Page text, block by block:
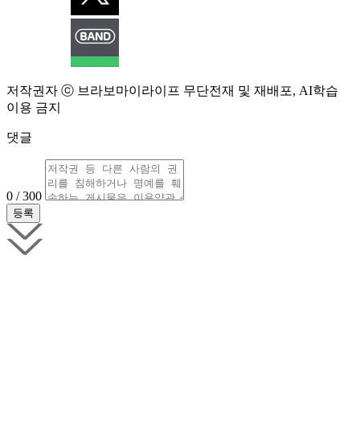
저작권자 ⓒ 브라보마이라이프 무단전재 및 재배포, AI학습
이용 금지
댓글
0 / 300